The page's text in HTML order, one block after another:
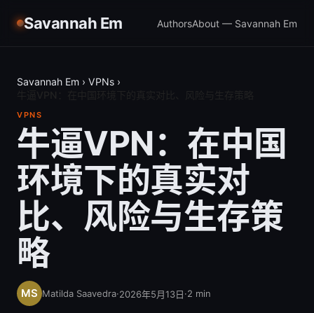
Savannah Em AuthorsAbout — Savannah Em
Savannah Em › VPNs ›
VPNS
牛逼VPN：在中国
环境下的真实对
比、风险与生存策
略
Matilda Saavedra·2026年5月13日·2 min